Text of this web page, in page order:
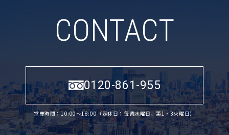
CONTACT
0120-861-955
営業時間：10:00〜18:00（定休日：毎週水曜日、第1・3火曜日）